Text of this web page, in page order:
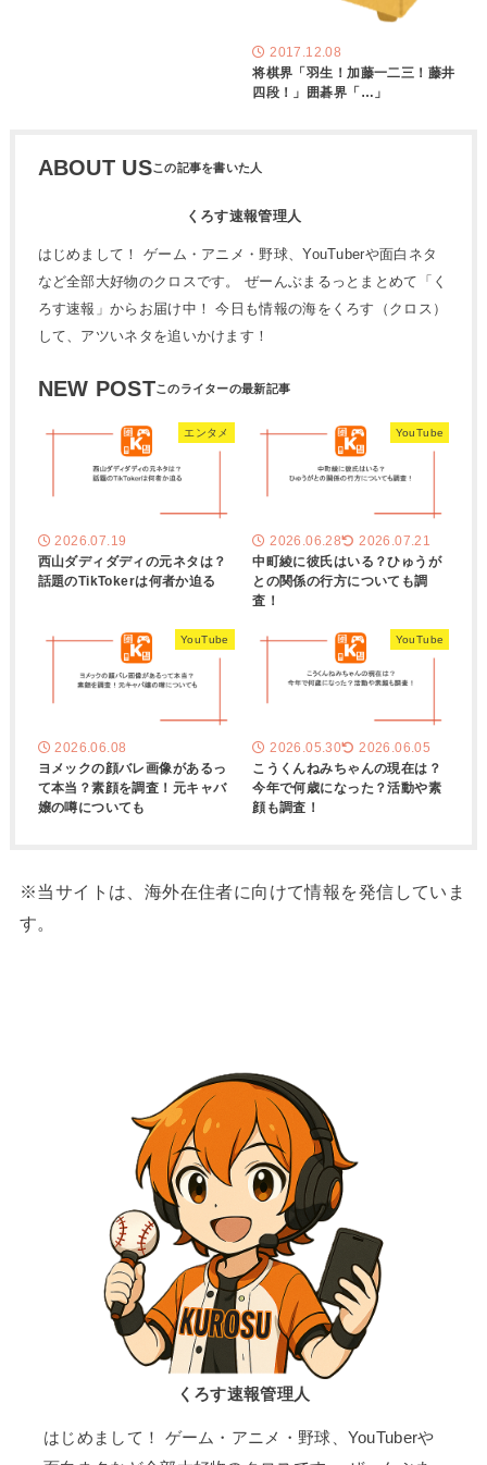
2017.12.08
将棋界「羽生！加藤一二三！藤井
四段！」囲碁界「…」
ABOUT US
くろす速報管理人
はじめまして！ ゲーム・アニメ・野球、YouTuberや面白ネタ
など全部大好物のクロスです。 ぜーんぶまるっとまとめて「く
ろす速報」からお届け中！ 今日も情報の海をくろす（クロス）
して、アツいネタを追いかけます！
NEW POST
エンタメ
2026.07.19
西山ダディダディの元ネタは？
話題のTikTokerは何者か迫る
YouTube
2026.06.28 2026.07.21
中町綾に彼氏はいる？ひゅうが
との関係の行方についても調
査！
YouTube
2026.06.08
ヨメックの顔バレ画像があるっ
て本当？素顔を調査！元キャバ
嬢の噂についても
YouTube
2026.05.30 2026.06.05
こうくんねみちゃんの現在は？
今年で何歳になった？活動や素
顔も調査！
※当サイトは、海外在住者に向けて情報を発信していま
す。
くろす速報管理人
はじめまして！ ゲーム・アニメ・野球、YouTuberや